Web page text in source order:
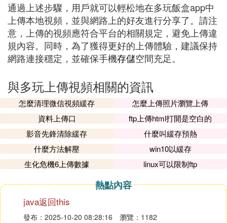
通過上述步驟，用戶就可以輕松地在多玩飯盒app中
上傳本地視頻，並與網路上的好友進行分享了。請注
意，上傳的視頻應符合平台的相關規定，避免上傳違
規內容。同時，為了獲得更好的上傳體驗，建議保持
網路連接穩定，並確保手機存儲空間充足。
與多玩上傳視頻相關的資訊
怎麼清理微信視頻緩存
怎麼上傳照片瀏覽上傳
資料上傳口
ftp上傳html打開是空白的
影音先鋒清除緩存
什麼叫緩存預熱
什麼方法解壓
win10以緩存
生化危機6上傳數據
linux可以限制ftp
熱點內容
java返回this
發布：2025-10-20 08:28:16 瀏覽：1182